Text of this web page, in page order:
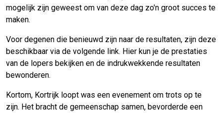
mogelijk zijn geweest om van deze dag zo'n groot succes te
maken.
Voor degenen die benieuwd zijn naar de resultaten, zijn deze
beschikbaar via de volgende link. Hier kun je de prestaties
van de lopers bekijken en de indrukwekkende resultaten
bewonderen.
Kortom, Kortrijk loopt was een evenement om trots op te
zijn. Het bracht de gemeenschap samen, bevorderde een